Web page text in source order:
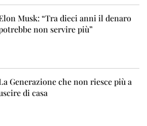
Musk: “Tra dieci anni il denaro
non servire più”
Generazione che non riesce più a
di casa